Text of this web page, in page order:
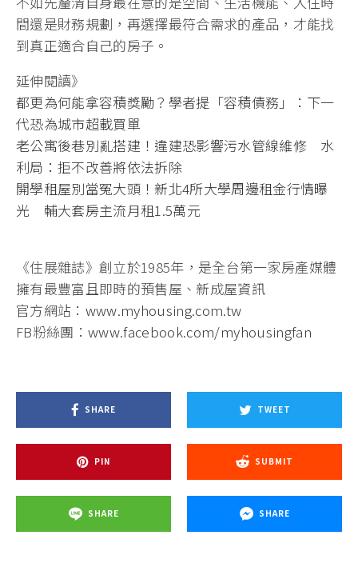
間還是財務規劃，再選擇最符合需求的產品，才能找
到真正適合自己的房子。
延伸閱讀》
都更為何能拿容積獎勵？學者提「容積債務」：下一
代恐為城市超載買單
老公寓後巷別亂搭建！違建恐影響污水管線維修 水
利局：拒不改善將依法拆除
開學租屋別當冤大頭！新北4所大學周邊租金行情曝
光 輔大套房主流月租1.5萬元
《住展雜誌》創立於1985年，是全台第一家房產媒體
擁有最豐富且即時的預售屋、新成屋資訊
官方網站： www.myhousing.com.tw
FB粉絲團：www.facebook.com/myhousingfan
SHARE TWEET
PIN SUBMIT
SHARE SHARE